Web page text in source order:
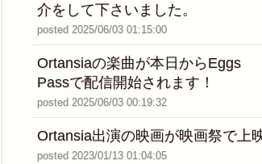
介をして下さいました。
posted 2025/06/03 01:15:00
Ortansiaの楽曲が本日からEggs
Passで配信開始されます！
posted 2025/06/03 00:19:32
Ortansia出演の映画が映画祭で上
posted 2023/01/13 01:04:05